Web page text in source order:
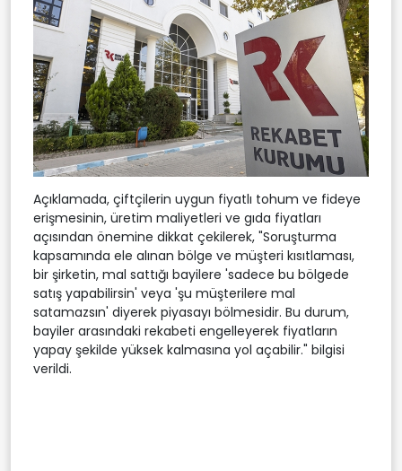
Açıklamada, çiftçilerin uygun fiyatlı tohum ve fideye
erişmesinin, üretim maliyetleri ve gıda fiyatları
açısından önemine dikkat çekilerek, "Soruşturma
kapsamında ele alınan bölge ve müşteri kısıtlaması,
bir şirketin, mal sattığı bayilere 'sadece bu bölgede
satış yapabilirsin' veya 'şu müşterilere mal
satamazsın' diyerek piyasayı bölmesidir. Bu durum,
bayiler arasındaki rekabeti engelleyerek fiyatların
yapay şekilde yüksek kalmasına yol açabilir." bilgisi
verildi.